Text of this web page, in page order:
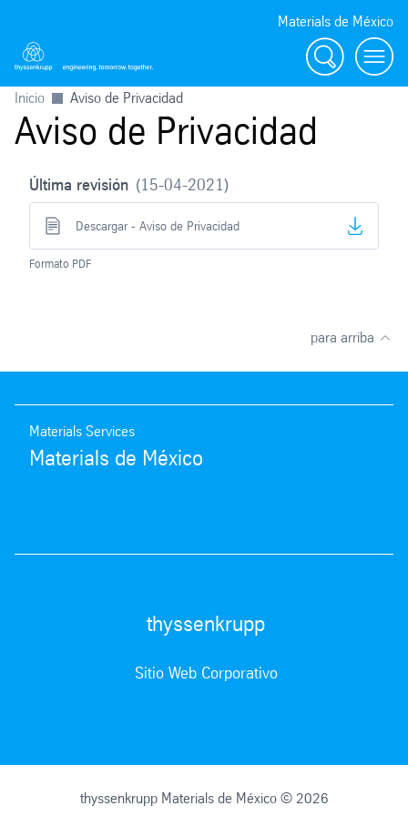
Materials de México
BúsquedaMenu
Inicio Aviso de Privacidad
Aviso de Privacidad
Última revisión 15-04-2021
Descargar - Aviso de Privacidad
Formato PDF
para arriba
Materials Services
Materials de México
thyssenkrupp
Sitio Web Corporativo
thyssenkrupp Materials de México © 2026